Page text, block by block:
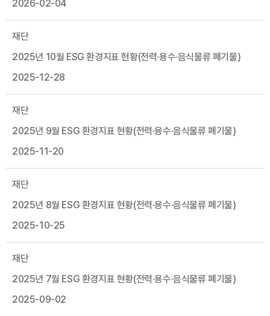
2026-02-04
재단
2025년 10월 ESG 환경지표 현황(전력·용수·음식물류 폐기물)
2025-12-28
재단
2025년 9월 ESG 환경지표 현황(전력·용수·음식물류 폐기물)
2025-11-20
재단
2025년 8월 ESG 환경지표 현황(전력·용수·음식물류 폐기물)
2025-10-25
재단
2025년 7월 ESG 환경지표 현황(전력·용수·음식물류 폐기물)
2025-09-02